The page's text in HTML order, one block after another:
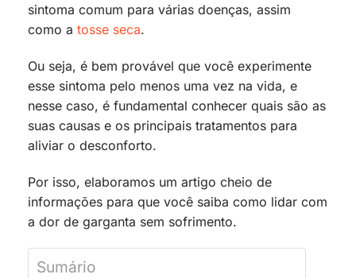
sintoma comum para várias doenças, assim
como a tosse seca.
Ou seja, é bem provável que você experimente
esse sintoma pelo menos uma vez na vida, e
nesse caso, é fundamental conhecer quais são as
suas causas e os principais tratamentos para
aliviar o desconforto.
Por isso, elaboramos um artigo cheio de
informações para que você saiba como lidar com
a dor de garganta sem sofrimento.
Sumário